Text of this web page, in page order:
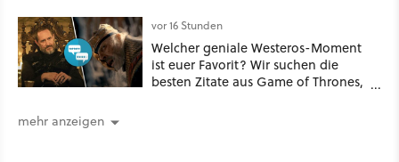
vor 16 Stunden
Welcher geniale Westeros-Moment
ist euer Favorit? Wir suchen die
besten Zitate aus Game of Thrones,
mehr anzeigen